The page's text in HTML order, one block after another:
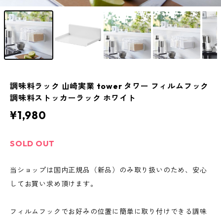
調味料ラック 山崎実業 tower タワー フィルムフック
調味料ストッカーラック ホワイト
¥1,980
SOLD OUT
当ショップは国内正規品（新品）のみ取り扱いのため、安心
してお買い求め頂けます。
フィルムフックでお好みの位置に簡単に取り付けできる調味